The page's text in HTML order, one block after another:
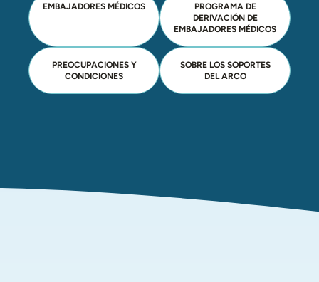
EMBAJADORES MÉDICOS
PROGRAMA DE
DERIVACIÓN DE
EMBAJADORES MÉDICOS
PREOCUPACIONES Y
CONDICIONES
SOBRE LOS SOPORTES
DEL ARCO